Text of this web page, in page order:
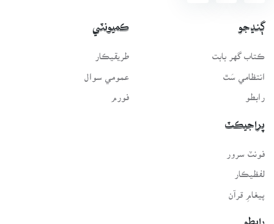
ڳنڍجو
ڪتاب گهر بابت
انتظامي سَٿ
رابطو
ڪميونٽي
طريقيڪار
عمومي سوال
فورم
پراجيڪٽ
لفظيڪار
پيغامِ قرآن